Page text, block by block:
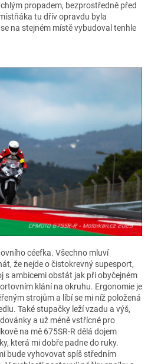
propadem, bezprostředně před
tu dřív opravdu byla
na stejném místě vybudoval tenhle
céefka. Všechno mluví
že nejde o čistokrevný supesport,
s ambicemi obstát jak při obyčejném
klání na okruhu. Ergonomie je
strojům a líbí se mi níž položená
Také stupačky leží vzadu a výš,
a už méně vstřícné pro
na mě 675SR-R dělá dojem
která mi dobře padne do ruky.
bude vyhovovat spíš středním